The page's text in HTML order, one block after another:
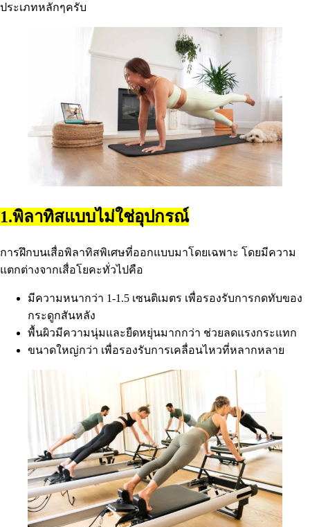
ประเภทหลักๆครับ
1.พิลาทิสแบบไม่ใช่อุปกรณ์
การฝึกบนเสื่อพิลาทิสพิเศษที่ออกแบบมาโดยเฉพาะ โดยมีความ
แตกต่างจากเสื่อโยคะทั่วไปคือ
มีความหนากว่า 1-1.5 เซนติเมตร เพื่อรองรับการกดทับของ
กระดูกสันหลัง
พื้นผิวมีความนุ่มและยืดหยุ่นมากกว่า ช่วยลดแรงกระแทก
ขนาดใหญ่กว่า เพื่อรองรับการเคลื่อนไหวที่หลากหลาย